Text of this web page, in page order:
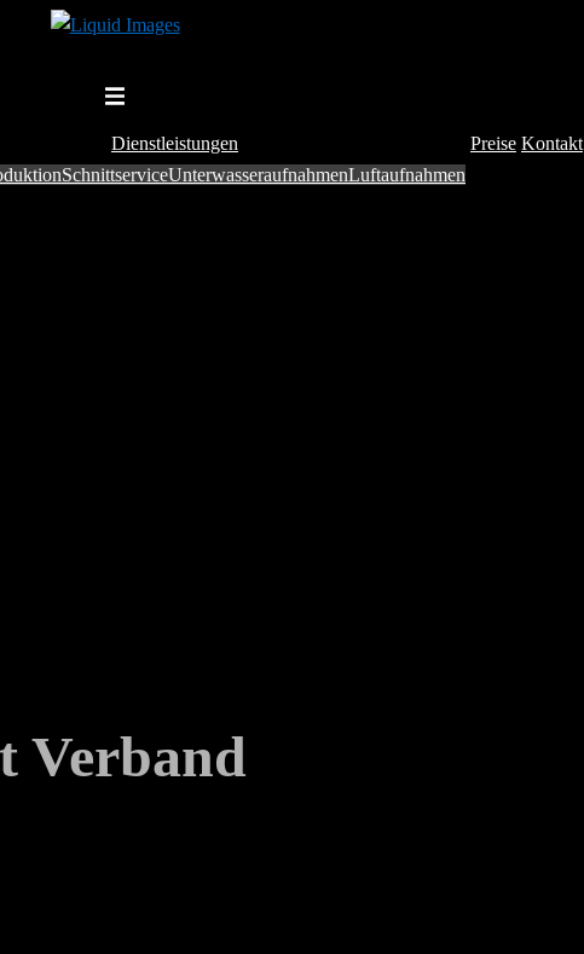
Menü
Dienstleistungen
SchnittserviceUnterwasseraufnahmenLuftaufnahmen
Preise Kontakt
Verband